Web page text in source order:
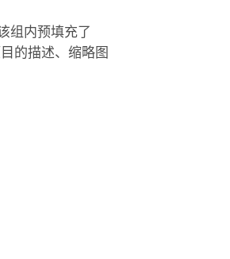
组内预填充了
的描述、缩略图